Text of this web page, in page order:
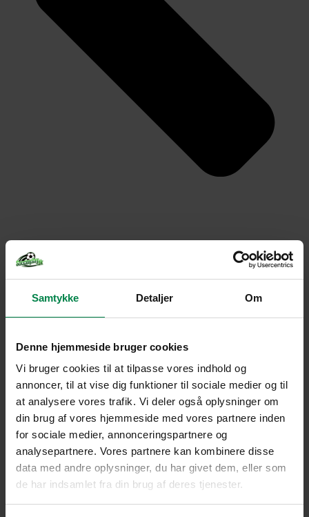
Samtykke Detaljer Om
Denne hjemmeside bruger cookies
Vi bruger cookies til at tilpasse vores indhold og
annoncer, til at vise dig funktioner til sociale medier og til
at analysere vores trafik. Vi deler også oplysninger om
din brug af vores hjemmeside med vores partnere inden
for sociale medier, annonceringspartnere og
analysepartnere. Vores partnere kan kombinere disse
data med andre oplysninger, du har givet dem, eller som
de har indsamlet fra din brug af deres tjenester.